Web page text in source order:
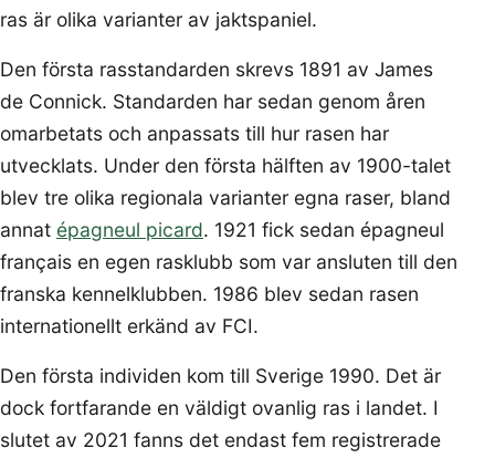
ras är olika varianter av jaktspaniel.
Den första rasstandarden skrevs 1891 av James
de Connick. Standarden har sedan genom åren
omarbetats och anpassats till hur rasen har
utvecklats. Under den första hälften av 1900-talet
blev tre olika regionala varianter egna raser, bland
annat épagneul picard. 1921 fick sedan épagneul
français en egen rasklubb som var ansluten till den
franska kennelklubben. 1986 blev sedan rasen
internationellt erkänd av FCI.
Den första individen kom till Sverige 1990. Det är
dock fortfarande en väldigt ovanlig ras i landet. I
slutet av 2021 fanns det endast fem registrerade